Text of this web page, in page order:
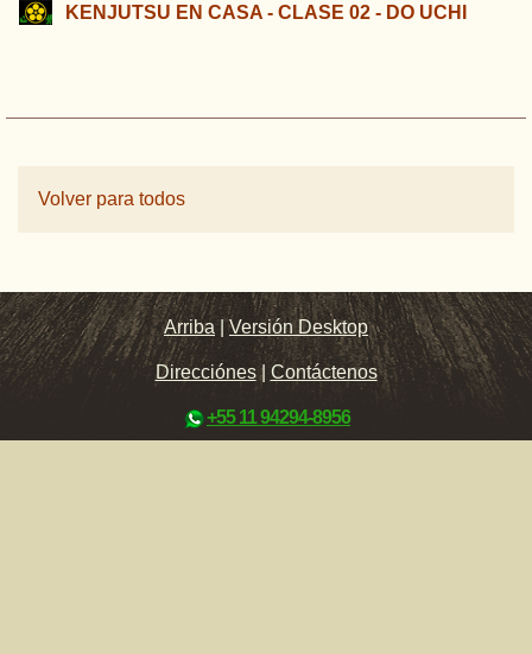
KENJUTSU EN CASA - CLASE 02 - DO UCHI
Volver para todos
Arriba |Versión Desktop
Direcciónes| Contáctenos
+55 11 94294-8956